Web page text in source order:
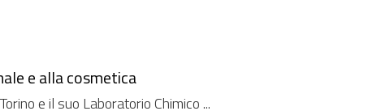
e alla cosmetica
e il suo Laboratorio Chimico ...